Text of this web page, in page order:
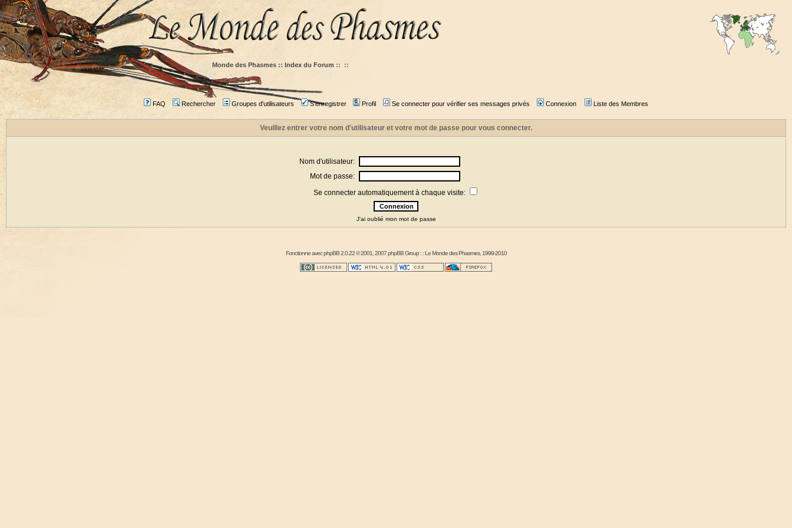
Monde des Phasmes :: Index du Forum :: ::
FAQ Rechercher Groupes d'utilisateurs S'enregistrer Profil Se connecter pour vérifier ses messages privés Connexion Liste des Membres
Veuillez entrer votre nom d'utilisateur et votre mot de passe pour vous connecter.
Nom d'utilisateur:
Mot de passe:
Se connecter automatiquement à chaque visite:
J'ai oublié mon mot de passe
Fonctionne avecphpBB2.0.22 © 2001, 2007 phpBB Group : :Le Monde des Phasmes, 1999-2010